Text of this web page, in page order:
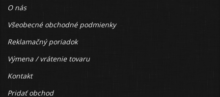
O nás
Všeobecné obchodné podmienky
Reklamačný poriadok
Výmena / vrátenie tovaru
Kontakt
Pridať obchod